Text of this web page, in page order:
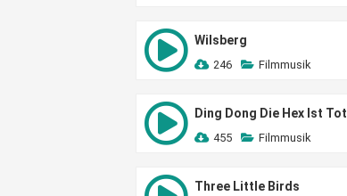
Wilsberg
246 Filmmusik
Ding Dong Die Hex Ist Tot
455 Filmmusik
Three Little Birds